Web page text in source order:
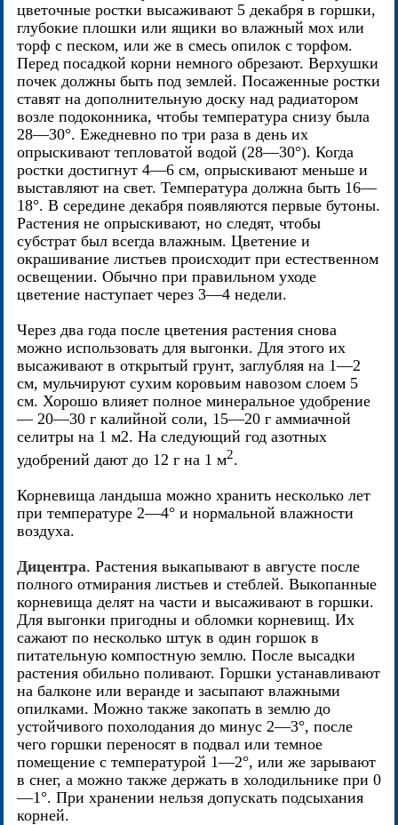
цветочные ростки высаживают 5 декабря в горшки,
глубокие плошки или ящики во влажный мох или
торф с песком, или же в смесь опилок с торфом.
Перед посадкой корни немного обрезают. Верхушки
почек должны быть под землей. Посаженные ростки
ставят на дополнительную доску над радиатором
возле подоконника, чтобы температура снизу была
28—30°. Ежедневно по три раза в день их
опрыскивают тепловатой водой (28—30°). Когда
ростки достигнут 4—6 см, опрыскивают меньше и
выставляют на свет. Температура должна быть 16—
18°. В середине декабря появляются первые бутоны.
Растения не опрыскивают, но следят, чтобы
субстрат был всегда влажным. Цветение и
окрашивание листьев происходит при естественном
освещении. Обычно при правильном уходе
цветение наступает через 3—4 недели.
Через два года после цветения растения снова
можно использовать для выгонки. Для этого их
высаживают в открытый грунт, заглубляя на 1—2
см, мульчируют сухим коровьим навозом слоем 5
см. Хорошо влияет полное минеральное удобрение
— 20—30 г калийной соли, 15—20 г аммиачной
селитры на 1 м2. На следующий год азотных
удобрений дают до 12 г на 1 м2.
Корневища ландыша можно хранить несколько лет
при температуре 2—4° и нормальной влажности
воздуха.
Дицентра. Растения выкапывают в августе после
полного отмирания листьев и стеблей. Выкопанные
корневища делят на части и высаживают в горшки.
Для выгонки пригодны и обломки корневищ. Их
сажают по несколько штук в один горшок в
питательную компостную землю. После высадки
растения обильно поливают. Горшки устанавливают
на балконе или веранде и засыпают влажными
опилками. Можно также закопать в землю до
устойчивого похолодания до минус 2—3°, после
чего горшки переносят в подвал или темное
помещение с температурой 1—2°, или же зарывают
в снег, а можно также держать в холодильнике при 0
—1°. При хранении нельзя допускать подсыхания
корней.